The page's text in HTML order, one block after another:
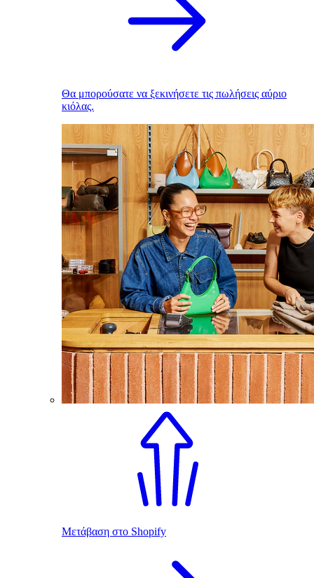
Θα μπορούσατε να ξεκινήσετε τις πωλήσεις αύριο
κιόλας.
Μετάβαση στο Shopify